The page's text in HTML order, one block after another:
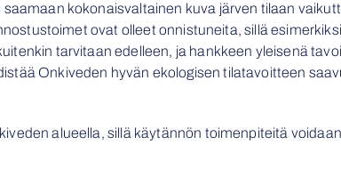
kokonaisvaltainen kuva järven tilaan
ovat olleet onnistuneita, sillä
tarvitaan edelleen, ja hankkeen yleisenä
Onkiveden hyvän ekologisen tilatavoitteen
alueella, sillä käytännön toimenpiteitä